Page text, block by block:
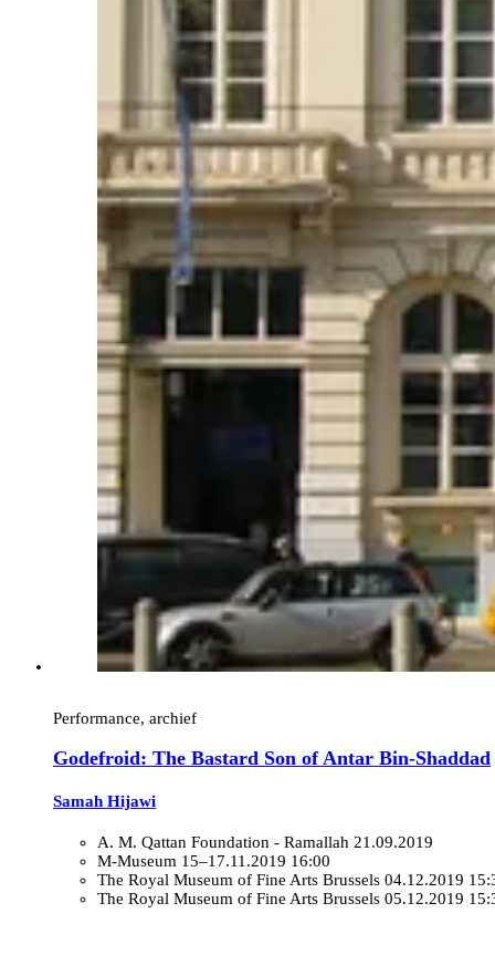
Performance, archief
Godefroid: The Bastard Son of Antar Bin-Shaddad
Samah Hijawi
A. M. Qattan Foundation - Ramallah 21.09.2019
M-Museum 15–17.11.2019 16:00
The Royal Museum of Fine Arts Brussels 04.12.2019
The Royal Museum of Fine Arts Brussels 05.12.2019